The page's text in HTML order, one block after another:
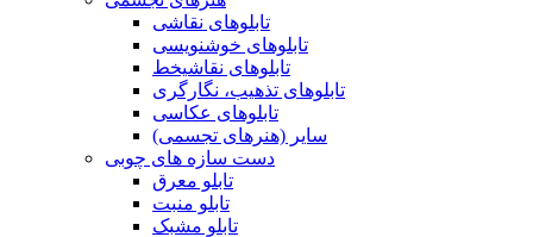
تابلوهای نقاشی
تابلوهای خوشنویسی
تابلوهای نقاشیخط
تابلوهای تذهیب، نگارگری
تابلوهای عکاسی
سایر (هنرهای تجسمی)
دست سازه های چوبی
تابلو معرق
تابلو منبت
تابلو مشبک